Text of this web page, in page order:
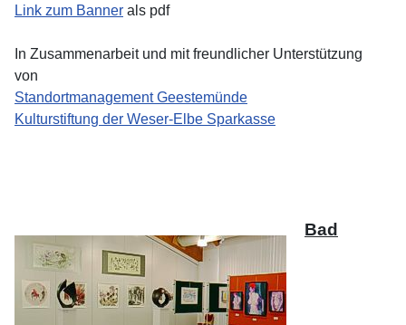
Link zum Banner als pdf
In Zusammenarbeit und mit freundlicher Unterstützung
von
Standortmanagement Geestemünde
Kulturstiftung der Weser-Elbe Sparkasse
Bad